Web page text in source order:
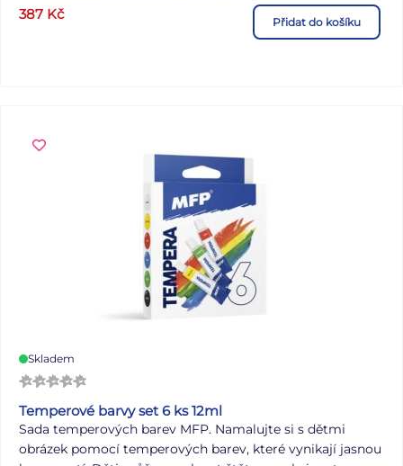
387 Kč Přidat do košíku
Skladem
Temperové barvy set 6 ks 12ml
Sada temperových barev MFP. Namalujte si s dětmi
obrázek pomocí temperových barev, které vynikají jasnou